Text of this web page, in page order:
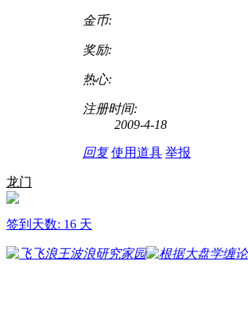
金币:
奖励:
热心:
注册时间:
2009-4-18
回复 使用道具 举报
龙门
签到天数: 16 天